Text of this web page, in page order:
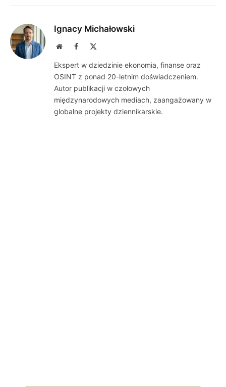
Ignacy Michałowski
WebsiteFacebook
Ekspert w dziedzinie ekonomia, finanse oraz
OSINT z ponad 20-letnim doświadczeniem.
Autor publikacji w czołowych
międzynarodowych mediach, zaangażowany w
globalne projekty dziennikarskie.